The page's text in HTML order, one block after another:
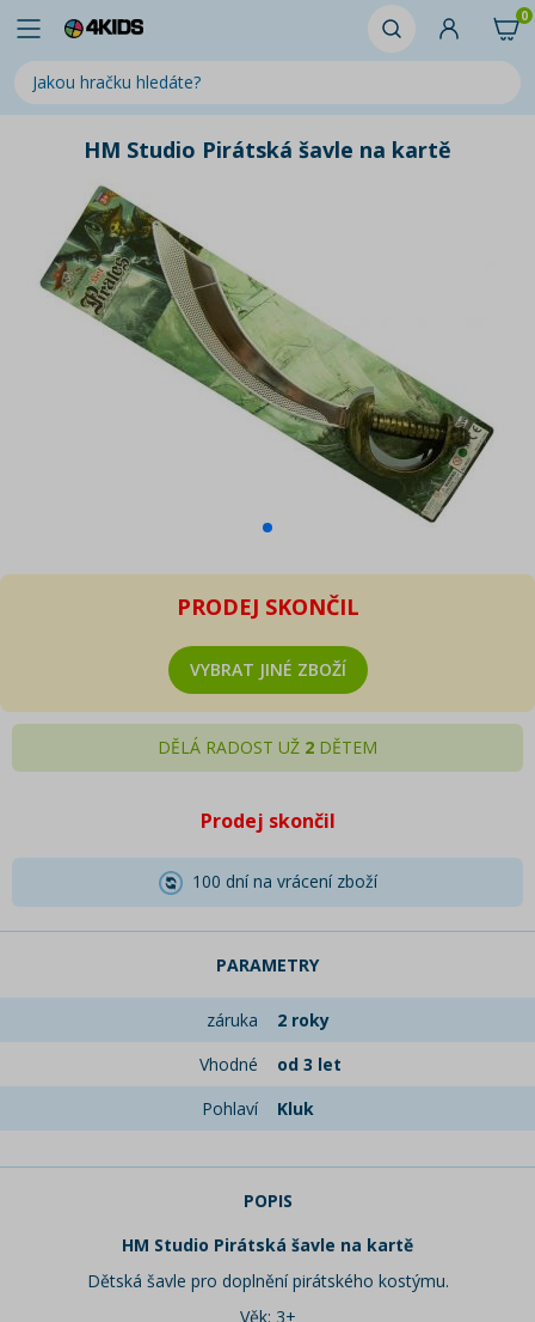
0
HM Studio Pirátská šavle na kartě
PRODEJ SKONČIL
VYBRAT JINÉ ZBOŽÍ
DĚLÁ RADOST UŽ 2 DĚTEM
Prodej skončil
100 dní na vrácení zboží
PARAMETRY
záruka
2 roky
Vhodné
od 3 let
Pohlaví
Kluk
POPIS
HM Studio Pirátská šavle na kartě
Dětská šavle pro doplnění pirátského kostýmu.
Věk: 3+